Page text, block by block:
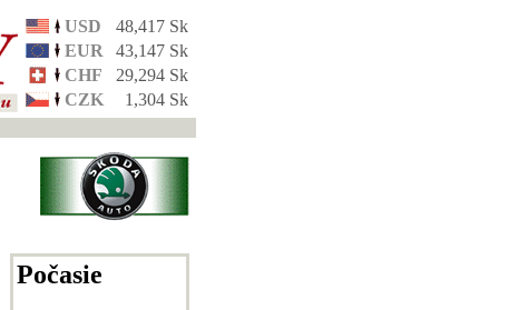
USD
48,417 Sk
EUR
43,147 Sk
CHF
29,294 Sk
CZK
1,304 Sk
Počasie